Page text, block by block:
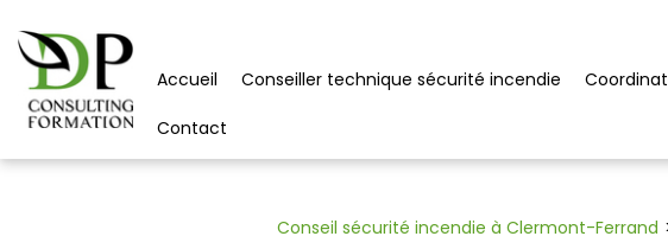
Accueil Conseiller technique sécurité incendie
Contact
Conseil sécurité incendie à Clermont-Ferrand